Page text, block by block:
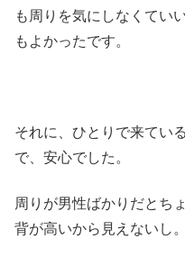
も周りを気にしなくてい
もよかったです。
それに、ひとりで来てい
で、安心でした。
周りが男性ばかりだとち
背が高いから見えないし